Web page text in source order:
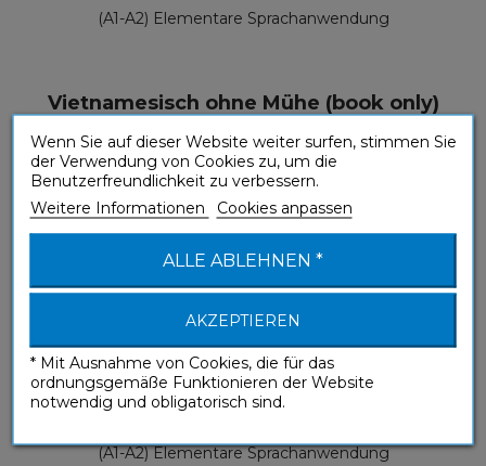
(A1-A2) Elementare Sprachanwendung
Vietnamesisch ohne Mühe (book only)
Ohne Mühe
(A1-A2) Elementare Sprachanwendung
Wenn Sie auf dieser Website weiter surfen, stimmen Sie
der Verwendung von Cookies zu, um die
Benutzerfreundlichkeit zu verbessern.
Weitere Informationen
Cookies anpassen
ALLE ABLEHNEN *
AKZEPTIEREN
* Mit Ausnahme von Cookies, die für das
ordnungsgemäße Funktionieren der Website
notwendig und obligatorisch sind.